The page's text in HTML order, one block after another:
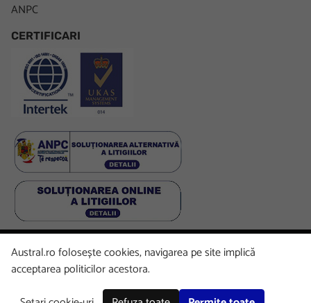
ANPC
CERTIFICARI
FacebookLinkedInInstagramYoutube
Austral.ro folosește cookies, navigarea pe site implică
acceptarea politicilor acestora.